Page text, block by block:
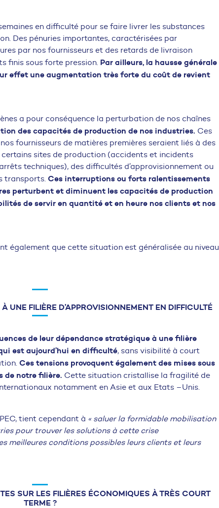
en difficulté pour se faire livrer les substances
Des pénuries importantes, caractérisées par
par nos fournisseurs et des retards de livraison
finis sous forte pression. Par ailleurs, la hausse générale
effet une augmentation très forte du coût de revient
a pour conséquence la perturbation de nos chaînes
des capacités de production de nos industries. Ces
fournisseurs de matières premières seraient liés à des
sites de production (accidents et incidents
techniques), des difficultés d’approvisionnement ou
transports. Ces interruptions ou forts ralentissements
perturbent et diminuent les capacités de production
de servir en quantité et en heure nos clients et nos
également que cette situation est généralisée au niveau
UNE FILIÈRE D’APPROVISIONNEMENT EN DIFFICULTÉ
de leur dépendance stratégique à une filière
est aujourd’hui en difficulté, sans visibilité à court
Ces tensions provoquent également des mises sous
de notre filière. Cette situation cristallise la fragilité de
notamment en Asie et aux Etats –Unis.
tient cependant à « saluer la formidable mobilisation
pour trouver les solutions à cette crise
meilleures conditions possibles leurs clients et leurs
SUR LES FILIÈRES ÉCONOMIQUES À TRÈS COURT
TERME ?